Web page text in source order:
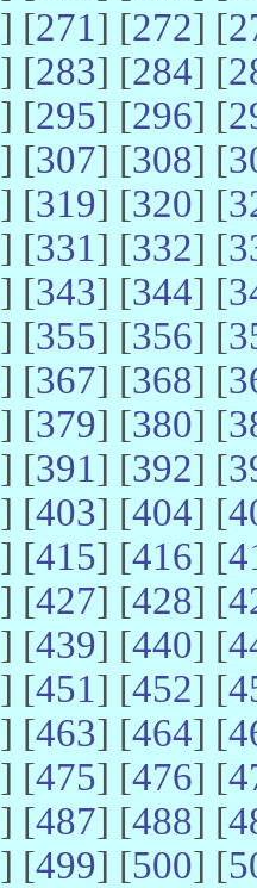
] [271] [272] [
] [283] [284] [
] [295] [296] [
] [307] [308] [
] [319] [320] [
] [331] [332] [
] [343] [344] [
] [355] [356] [
] [367] [368] [
] [379] [380] [
] [391] [392] [
] [403] [404] [
] [415] [416] [
] [427] [428] [
] [439] [440] [
] [451] [452] [
] [463] [464] [
] [475] [476] [
] [487] [488] [
] [499] [500] [